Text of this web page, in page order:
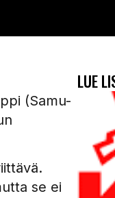
(Samu-
se ei
LUE